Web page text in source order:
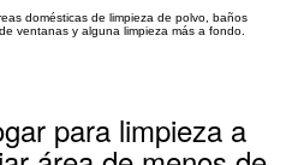
domésticas de limpieza de polvo, baños
ventanas y alguna limpieza más a fondo.
para limpieza a